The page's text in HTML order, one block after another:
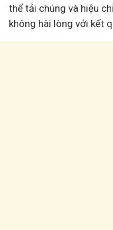
thể tải chúng và hiệu
không hài lòng với kết